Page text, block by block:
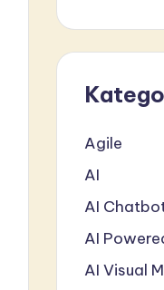
Agile
AI
AI
AI
AI Visual